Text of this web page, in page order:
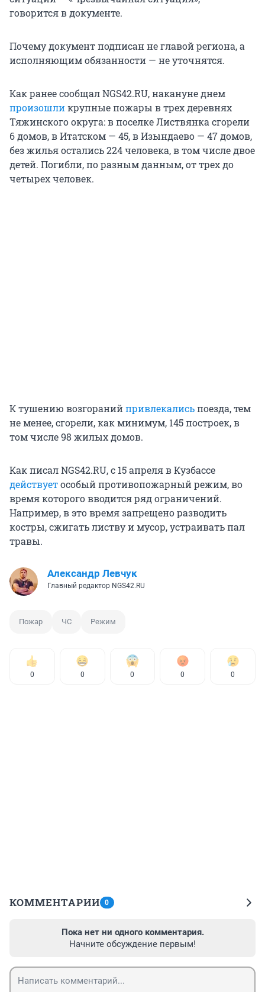
говорится в документе.
Почему документ подписан не главой региона, а
исполняющим обязанности — не уточнятся.
Как ранее сообщал NGS42.RU, накануне днем
произошликрупные пожары в трех деревнях
Тяжинского округа: в поселке Листвянка сгорели
6 домов, в Итатском — 45, в Изындаево — 47 домов,
без жилья остались 224 человека, в том числе двое
детей. Погибли, по разным данным, от трех до
четырех человек.
К тушению возгоранийпривлекалисьпоезда, тем
не менее, сгорели, как минимум, 145 построек, в
том числе 98 жилых домов.
Как писал NGS42.RU, с 15 апреля в Кузбассе
действуетособый противопожарный режим, во
время которого вводится ряд ограничений.
Например, в это время запрещено разводить
костры, сжигать листву и мусор, устраивать пал
травы.
Александр Левчук
Главный редактор NGS42.RU
Пожар ЧС Режим
0 0 0 0 0
КОММЕНТАРИИ 0
Пока нет ни одного комментария.
Начните обсуждение первым!